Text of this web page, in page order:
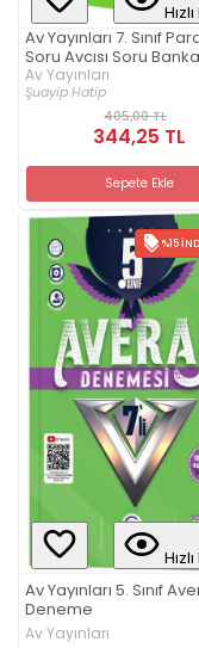
Av Yayınları 7. Sınıf
Soru Avcısı Soru
Av Yayınları
Şuayip Hatip
405,00 TL
344,25 TL
Sepete Ekle
%15
Av Yayınları 5. Sınıf
Deneme
Av Yayınları